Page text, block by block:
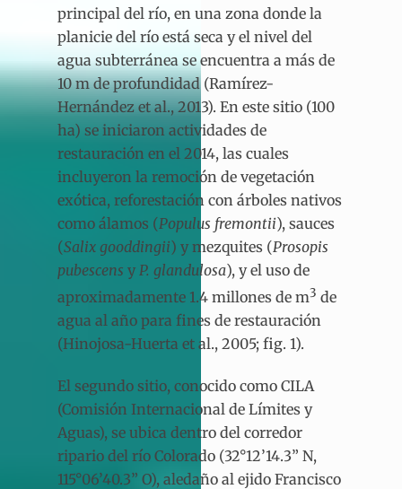
principal del río, en una zona donde la
planicie del río está seca y el nivel del
agua subterránea se encuentra a más de
10 m de profundidad (Ramírez-
Hernández et al., 2013). En este sitio (100
ha) se iniciaron actividades de
restauración en el 2014, las cuales
incluyeron la remoción de vegetación
exótica, reforestación con árboles nativos
como álamos (Populus fremontii), sauces
(Salix gooddingii) y mezquites (Prosopis
pubescens y P. glandulosa), y el uso de
aproximadamente 1.4 millones de m3 de
agua al año para fines de restauración
(Hinojosa-Huerta et al., 2005; fig. 1).
El segundo sitio, conocido como CILA
(Comisión Internacional de Límites y
Aguas), se ubica dentro del corredor
ripario del río Colorado (32°12’14.3” N,
115°06’40.3” O), aledaño al ejido Francisco